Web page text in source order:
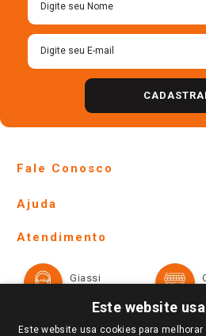
Fale Conosco
Lojas Físicas e Horários
Ofertas
Televendas
Notícias
Ajuda
Formas de Pagamento
Trocas e Devoluções
Atendimento
Giassi
Este website
Este website usa cookies para